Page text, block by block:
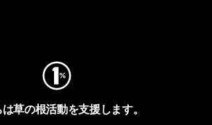
草の根活動を支援します。